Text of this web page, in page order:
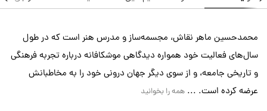
محمدحسین ماهر نقاش، مجسمه‌ساز و مدرس هنر است که در طول
سال‌های فعالیت خود همواره دیدگاهی موشکافانه درباره تجربه فرهنگی
و تاریخی جامعه، و از سوی دیگر جهان درونی خود را به مخاطبانش
عرضه کرده است. ... همه را بخوانید